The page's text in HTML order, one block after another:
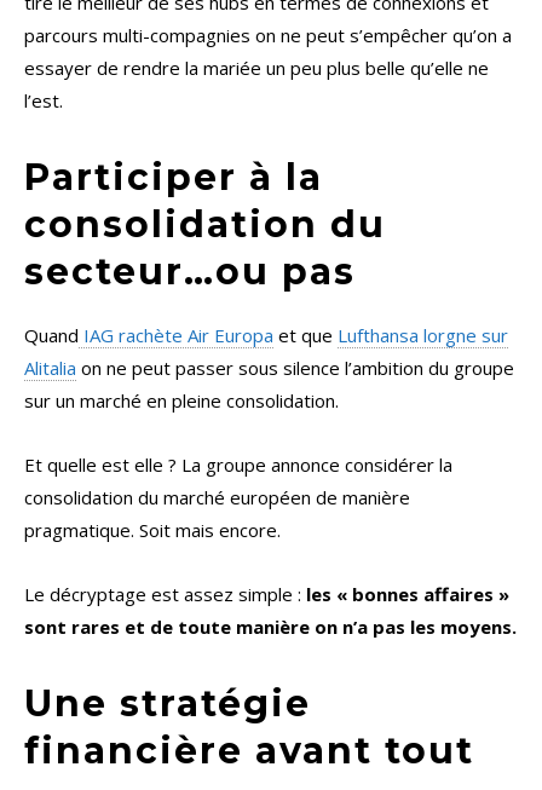
parcours multi-compagnies on ne peut s’empêcher qu’on a
essayer de rendre la mariée un peu plus belle qu’elle ne
l’est.
Participer à la
consolidation du
secteur…ou pas
Quand IAG rachète Air Europa et que Lufthansa lorgne sur
Alitalia on ne peut passer sous silence l’ambition du groupe
sur un marché en pleine consolidation.
Et quelle est elle ? La groupe annonce considérer la
consolidation du marché européen de manière
pragmatique. Soit mais encore.
Le décryptage est assez simple : les « bonnes affaires »
sont rares et de toute manière on n’a pas les moyens.
Une stratégie
financière avant tout